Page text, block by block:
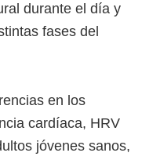
durante el día y
fases del
en los
cardíaca, HRV
jóvenes sanos,